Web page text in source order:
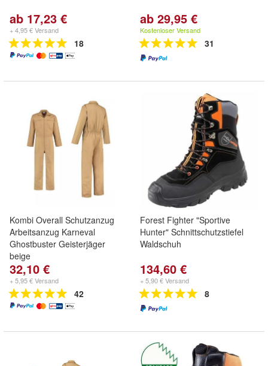
ab 17,23 €
+ 4,95 € Versand
18
ab 29,95 €
Kostenloser Versand
31
Kombi Overall Schutzanzug
Arbeitsanzug Karneval
Ghostbuster Geisterjäger
beige
32,10 €
+ 5,95 € Versand
42
Forest Fighter "Sportive
Hunter" Schnittschutzstiefel
Waldschuh
134,60 €
+ 5,90 € Versand
8